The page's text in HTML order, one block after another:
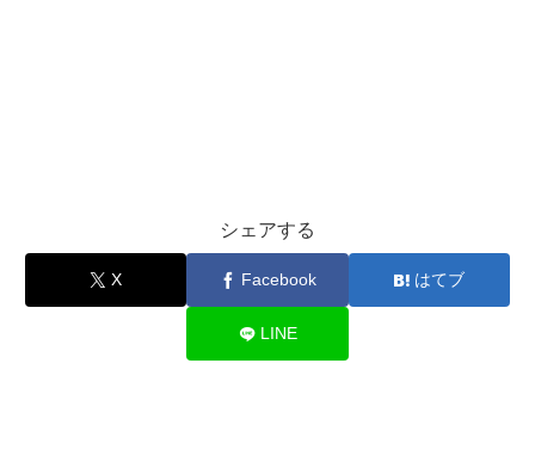
シェアする
X Facebook はてブ
LINE